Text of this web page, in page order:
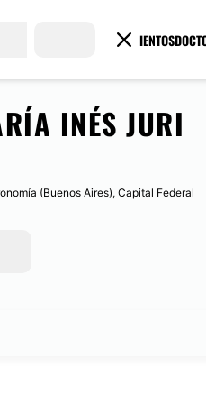
TRATAMIENTOS
INÉS JURI
(Buenos Aires), Capital Federal